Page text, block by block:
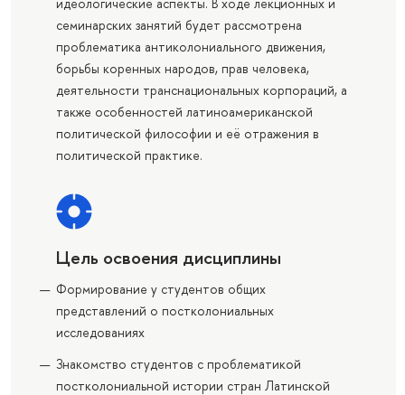
семинарских занятий будет рассмотрена
проблематика антиколониального движения,
борьбы коренных народов, прав человека,
деятельности транснациональных корпораций, а
также особенностей латиноамериканской
политической философии и её отражения в
политической практике.
Цель освоения дисциплины
Формирование у студентов общих
представлений о постколониальных
исследованиях
Знакомство студентов с проблематикой
постколониальной истории стран Латинской